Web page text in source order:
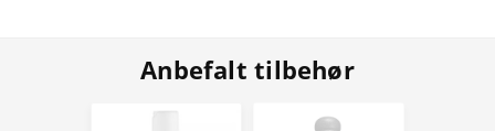
Anbefalt tilbehør